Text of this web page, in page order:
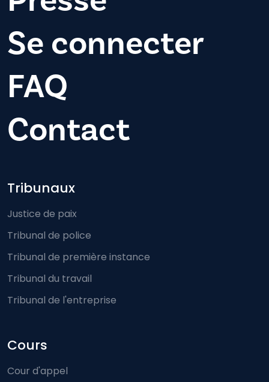
Se connecter
FAQ
Contact
Footer-menu
Tribunaux
Justice de paix
Tribunal de police
Tribunal de première instance
Tribunal du travail
Tribunal de l'entreprise
Cours
Cour d'appel